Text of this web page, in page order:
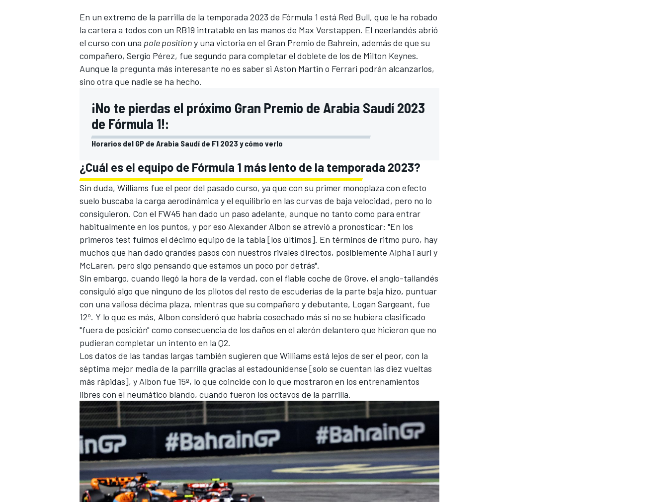
MÁS CATEGORÍAS
En un extremo de la parrilla de la temporada 2023 de Fórmula 1 está Red Bull, que le ha robado
la cartera a todos con un RB19 intratable en las manos de Max Verstappen. El neerlandés abrió
el curso con una pole positiony una victoria en el Gran Premio de Bahrein, además de que su
compañero, Sergio Pérez, fue segundo para completar el doblete de los de Milton Keynes.
Aunque la pregunta más interesante no es saber si Aston Martin o Ferrari podrán alcanzarlos,
sino otra que nadie se ha hecho.
¡No te pierdas el próximo Gran Premio de Arabia Saudí 2023
de Fórmula 1!:
Horarios del GP de Arabia Saudí de F1 2023 y cómo verlo
¿Cuál es el equipo de Fórmula 1 más lento de la temporada 2023?
Sin duda, Williams fue el peor del pasado curso, ya que con su primer monoplaza con efecto
suelo buscaba la carga aerodinámica y el equilibrio en las curvas de baja velocidad, pero no lo
consiguieron. Con el FW45 han dado un paso adelante, aunque no tanto como para entrar
habitualmente en los puntos, y por eso Alexander Albon se atrevió a pronosticar: "En los
primeros test fuimos el décimo equipo de la tabla [los últimos]. En términos de ritmo puro, hay
muchos que han dado grandes pasos con nuestros rivales directos, posiblemente AlphaTauri y
McLaren, pero sigo pensando que estamos un poco por detrás".
Sin embargo, cuando llegó la hora de la verdad, con el fiable coche de Grove, el anglo-tailandés
consiguió algo que ninguno de los pilotos del resto de escuderías de la parte baja hizo, puntuar
con una valiosa décima plaza, mientras que su compañero y debutante, Logan Sargeant, fue
12º. Y lo que es más, Albon consideró que habría cosechado más si no se hubiera clasificado
"fuera de posición" como consecuencia de los daños en el alerón delantero que hicieron que no
pudieran completar un intento en la Q2.
Los datos de las tandas largas también sugieren que Williams está lejos de ser el peor, con la
séptima mejor media de la parrilla gracias al estadounidense [solo se cuentan las diez vueltas
más rápidas], y Albon fue 15º, lo que coincide con lo que mostraron en los entrenamientos
libres con el neumático blando, cuando fueron los octavos de la parrilla.